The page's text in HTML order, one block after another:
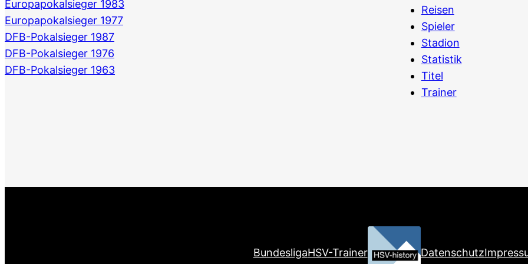
Europapokalsieger 1983
Europapokalsieger 1977
DFB-Pokalsieger 1987
DFB-Pokalsieger 1976
DFB-Pokalsieger 1963
Reisen
Spieler
Stadion
Statistik
Titel
Trainer
BundesligaHSV-Trainer Datenschutz